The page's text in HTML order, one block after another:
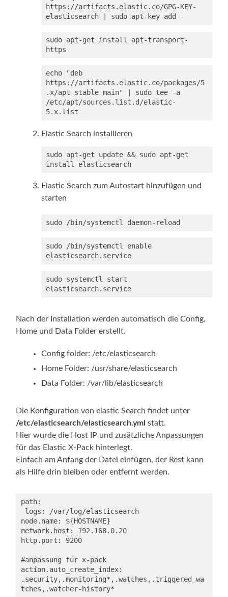
https://artifacts.elastic.co/GPG-KEY-
elasticsearch | sudo apt-key add -
sudo apt-get install apt-transport-
https
echo "deb
https://artifacts.elastic.co/packages/5
.x/apt stable main" | sudo tee -a
/etc/apt/sources.list.d/elastic-
5.x.list
Elastic Search installieren
sudo apt-get update && sudo apt-get
install elasticsearch
Elastic Search zum Autostart hinzufügen und
starten
sudo /bin/systemctl daemon-reload
sudo /bin/systemctl enable
elasticsearch.service
sudo systemctl start
elasticsearch.service
Nach der Installation werden automatisch die Config,
Home und Data Folder erstellt.
Config folder: /etc/elasticsearch
Home Folder: /usr/share/elasticsearch
Data Folder: /var/lib/elasticsearch
Die Konfiguration von elastic Search findet unter
/etc/elasticsearch/elasticsearch.yml statt.
Hier wurde die Host IP und zusätzliche Anpassungen
für das Elastic X-Pack hinterlegt.
Einfach am Anfang der Datei einfügen, der Rest kann
als Hilfe drin bleiben oder entfernt werden.
path:
node.name: ${HOSTNAME}
network.host: 192.168.0.20
http.port: 9200
#anpassung für x-pack
action.auto_create_index:
.security,.monitoring*,.watches,.triggered_wa
tches,.watcher-history*